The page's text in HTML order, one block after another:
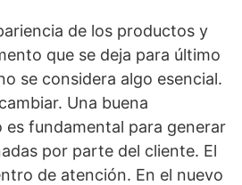
de los productos y
que se deja para último
se considera algo esencial.
Una buena
es fundamental para generar
por parte del cliente. El
de atención. En el nuevo